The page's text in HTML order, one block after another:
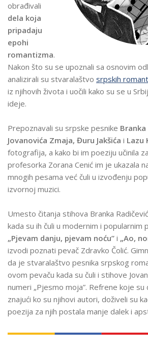
obrađivali
dela koja
pripadaju
epohi
romantizma.
Nakon što su se upoznali sa osnovim
analizirali su stvaralaštvo srpskih
iz njihovih života i uočili kako su se u
ideje.
Prepoznavali su srpske pesnike Branka
Jovanovića Zmaja, Đuru Jakšića i Lazu
fotografija, a kako bi im poeziju učinila
profesorka Zorana Cenić im je ukazala
mnogih pesama već čuli u izvođenju
izvornoj muzici.
Umesto čitanja stihova Branka
kada su ih čuli u modernim i popularnim
„Pjevam danju, pjevam noću” i „Ao,
izvodi poznati pevač Zdravko Čolić.
da je stvaralaštvo pesnika srpskog
ovom pevaču kada su čuli i stihove
numeri „Pjesmo moja”. Refrene koje su
znajući ko su njihovi autori, doživeli su
poezija za njih postala manje dalek i